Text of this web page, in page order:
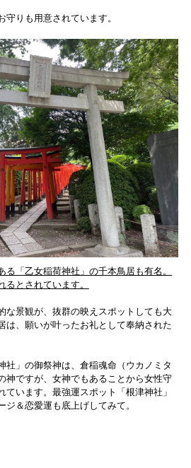
りも用意されています。
る「乙女稲荷神社」の千本鳥居も有名。
るとされています。
な景観が、抜群の映えスポットしても大
は、願いが叶ったお礼として奉納された
社」の御祭神は、倉稲魂命（ウカノミタ
神ですが、女神でもあることから女性守
います。最強運スポット「根津神社」
＆恋愛運も底上げしてみて。